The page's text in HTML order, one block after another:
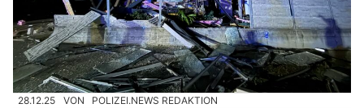
28.12.25 VON POLIZEI.NEWS REDAKTION